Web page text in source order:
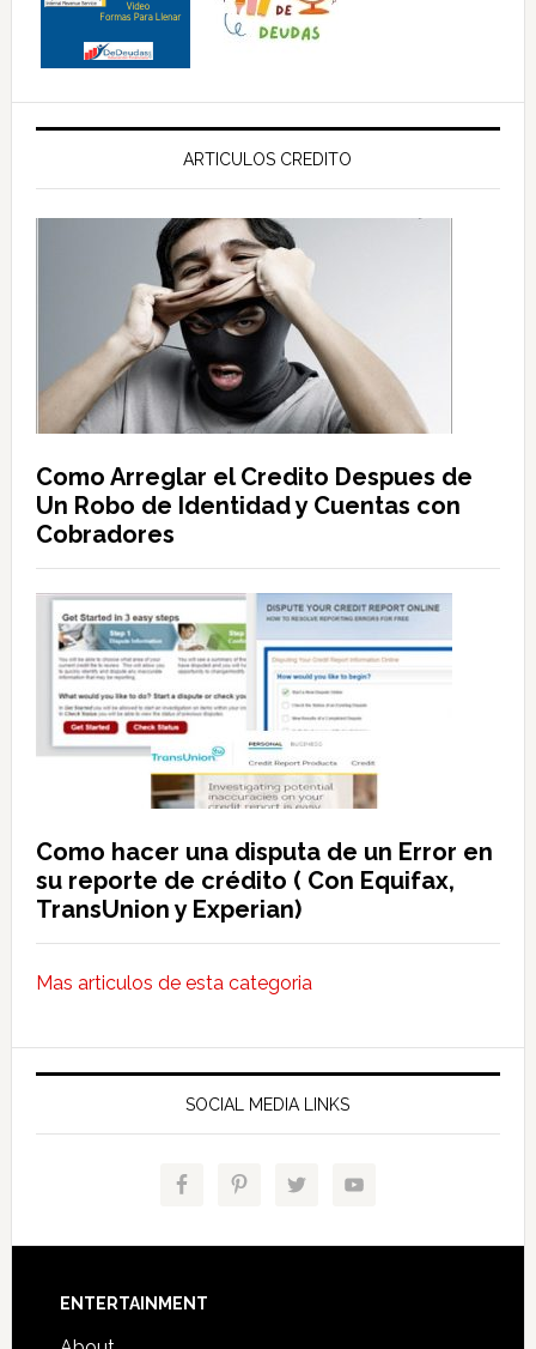
ARTICULOS CREDITO
Como Arreglar el Credito Despues de
Un Robo de Identidad y Cuentas con
Cobradores
Como hacer una disputa de un Error en
su reporte de crédito ( Con Equifax,
TransUnion y Experian)
Mas articulos de esta categoria
SOCIAL MEDIA LINKS
Footer
ENTERTAINMENT